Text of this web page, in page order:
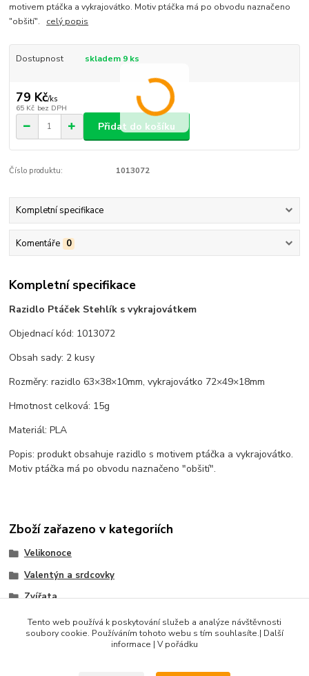
motivem ptáčka a vykrajovátko. Motiv ptáčka má po obvodu naznačeno
"obšití". celý popis
Dostupnost skladem 9 ks
79 Kč/ks
65 Kč bez DPH
Přidat do košíku
Číslo produktu: 1013072
Kompletní specifikace
Komentáře 0
Kompletní specifikace
Razidlo Ptáček Stehlík s vykrajovátkem
Objednací kód: 1013072
Obsah sady: 2 kusy
Rozměry: razidlo 63×38×10mm, vykrajovátko 72×49×18mm
Hmotnost celková: 15g
Materiál: PLA
Popis: produkt obsahuje razidlo s motivem ptáčka a vykrajovátko.
Motiv ptáčka má po obvodu naznačeno "obšití".
Zboží zařazeno v kategoriích
Velikonoce
Valentýn a srdcovky
Zvířata
Sady razidel
Produkty do 100 Kč
Tento web používá k poskytování služeb a analýze návštěvnosti
soubory cookie. Používáním tohoto webu s tím souhlasíte.| Další
informace | V pořádku